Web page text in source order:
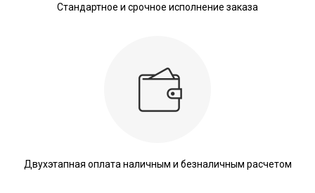
Стандартное и срочное исполнение заказа
Двухэтапная оплата наличным и безналичным расчетом